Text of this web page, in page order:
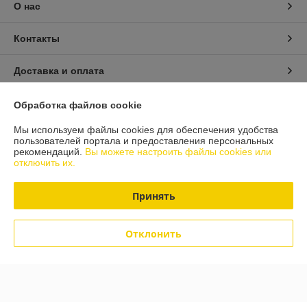
О нас
Контакты
Доставка и оплата
График работы
Полная версия сайта
Политика обработки cookies
Сайт создан на платформе Deal.by
Обработка файлов cookie
Мы используем файлы cookies для обеспечения удобства
пользователей портала и предоставления персональных
рекомендаций. Вы можете настроить файлы cookies или
отключить их.
Принять
Отклонить